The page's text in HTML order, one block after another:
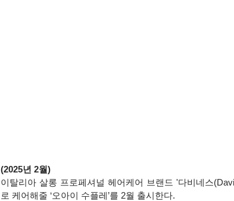
(2025년 2월)
이탈리아 살롱 프로페셔널 헤어케어 브랜드 '다비네스
로 케어해줄 ‘오아이 수플레’를 2월 출시한다.